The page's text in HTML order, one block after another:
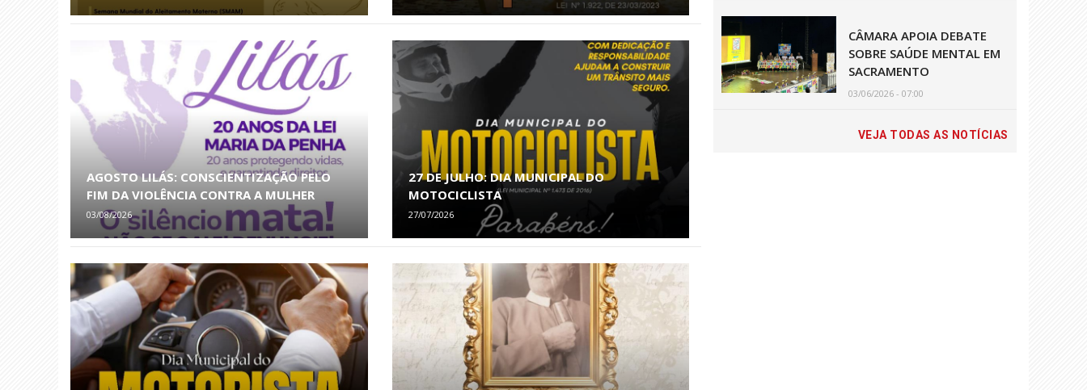
AGOSTO LILÁS: CONSCIENTIZAÇÃO PELO
FIM DA VIOLÊNCIA CONTRA A MULHER
03/08/2026
27 DE JULHO: DIA MUNICIPAL DO
MOTOCICLISTA
27/07/2026
CÂMARA APOIA DEBATE
SOBRE SAÚDE MENTAL EM
SACRAMENTO
03/06/2026 - 07:00
VEJA TODAS AS NOTÍCIAS